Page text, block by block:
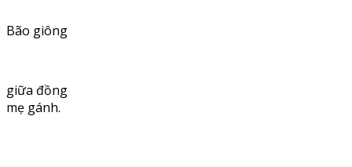
Bão giông
giữa đồng
mẹ gánh.